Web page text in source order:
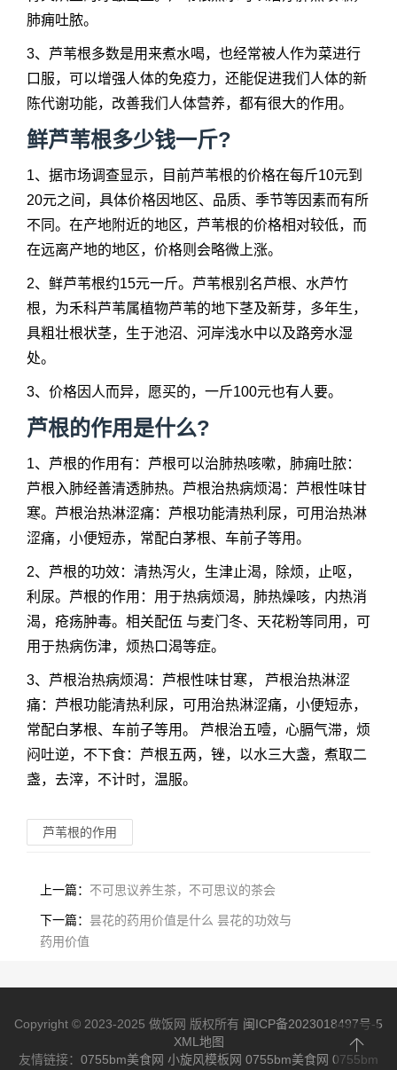
肺痈吐脓。
3、芦苇根多数是用来煮水喝，也经常被人作为菜进行
口服，可以增强人体的免疫力，还能促进我们人体的新
陈代谢功能，改善我们人体营养，都有很大的作用。
鲜芦苇根多少钱一斤?
1、据市场调查显示，目前芦苇根的价格在每斤10元到
20元之间，具体价格因地区、品质、季节等因素而有所
不同。在产地附近的地区，芦苇根的价格相对较低，而
在远离产地的地区，价格则会略微上涨。
2、鲜芦苇根约15元一斤。芦苇根别名芦根、水芦竹
根，为禾科芦苇属植物芦苇的地下茎及新芽，多年生，
具粗壮根状茎，生于池沼、河岸浅水中以及路旁水湿
处。
3、价格因人而异，愿买的，一斤100元也有人要。
芦根的作用是什么?
1、芦根的作用有：芦根可以治肺热咳嗽，肺痈吐脓：
芦根入肺经善清透肺热。芦根治热病烦渴：芦根性味甘
寒。芦根治热淋涩痛：芦根功能清热利尿，可用治热淋
涩痛，小便短赤，常配白茅根、车前子等用。
2、芦根的功效：清热泻火，生津止渴，除烦，止呕，
利尿。芦根的作用：用于热病烦渴，肺热燥咳，内热消
渴，疮疡肿毒。相关配伍 与麦门冬、天花粉等同用，可
用于热病伤津，烦热口渴等症。
3、芦根治热病烦渴：芦根性味甘寒， 芦根治热淋涩
痛：芦根功能清热利尿，可用治热淋涩痛，小便短赤，
常配白茅根、车前子等用。 芦根治五噎，心膈气滞，烦
闷吐逆，不下食：芦根五两，锉，以水三大盏，煮取二
盏，去滓，不计时，温服。
芦苇根的作用
上一篇： 不可思议养生茶，不可思议的茶会
下一篇： 昙花的药用价值是什么 昙花的功效与
药用价值
Copyright © 2023-2025 做饭网 版权所有 闽ICP备2023018497号-5
XML地图
友情链接： 0755bm美食网 小旋风模板网 0755bm美食网 0755bm